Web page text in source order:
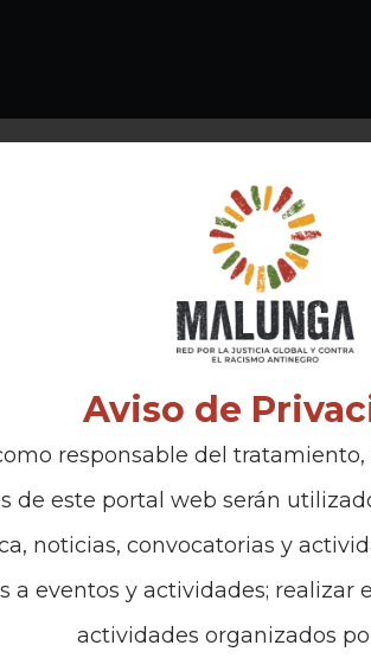
interés Políticas
Política
Aviso de
responsable del
de este portal web serán
noticias, convocatorias y
a eventos y actividades; realizar
actividades organizados